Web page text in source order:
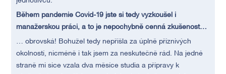
Během pandemie Covid-19 jste si tedy vyzkoušel i
manažerskou práci, a to je nepochybně cenná zkušenost…
… obrovská! Bohužel tedy nepřišla za úplně příznivých
okolností, nicméně i tak jsem za neskutečně rád. Na jedné
straně mi sice vzala dva měsíce studia a přípravy k